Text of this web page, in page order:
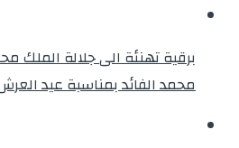
برقية تهنئة الى جلالة الملك
محمد الفائد بمناسبة عيد